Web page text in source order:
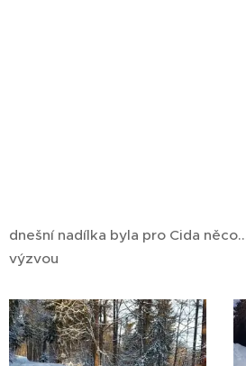
dnešní nadílka byla pro Cida
výzvou 😉😀